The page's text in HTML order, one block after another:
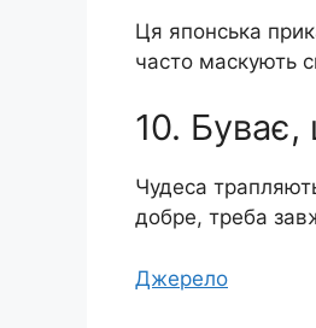
Ця японська
часто маскують
10. Буває,
Чудеса
добре, треба
Джерело